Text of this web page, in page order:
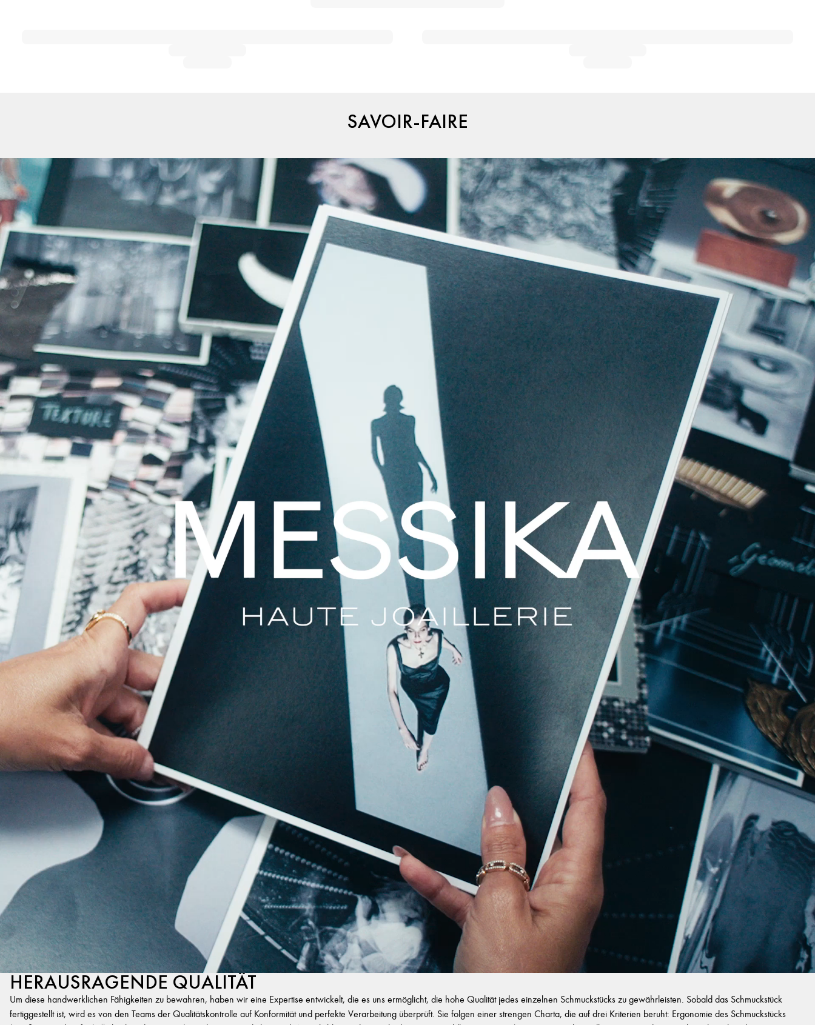
SAVOIR-FAIRE
HERAUSRAGENDE QUALITÄT
Um diese handwerklichen Fähigkeiten zu bewahren, haben wir eine Expertise entwickelt, die es uns ermöglicht, die hohe Qualität jedes einzelnen Schmuckstücks zu gewährleisten. Sobald das Schmuckstück
fertiggestellt ist, wird es von den Teams der Qualitätskontrolle auf Konformität und perfekte Verarbeitung überprüft. Sie folgen einer strengen Charta, die auf drei Kriterien beruht: Ergonomie des Schmuckstücks